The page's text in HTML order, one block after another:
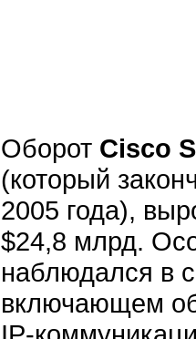
Оборот Cisco
(который
2005 года),
$24,8 млрд.
наблюдался в
включающем